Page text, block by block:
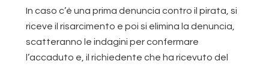
In caso c’è una prima denuncia contro il pirata, si
riceve il risarcimento e poi si elimina la denuncia,
scatteranno le indagini per confermare
l’accaduto e, il richiedente che ha ricevuto del